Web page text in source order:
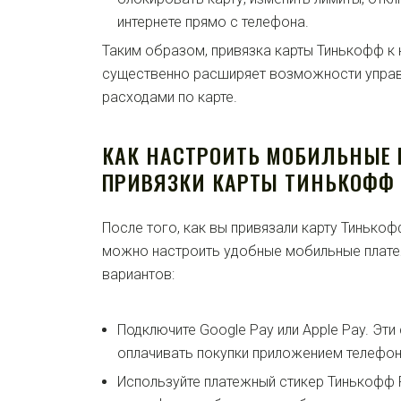
интернете прямо с телефона.
Таким образом, привязка карты Тинькофф
существенно расширяет возможности
расходами по карте.
КАК НАСТРОИТЬ МОБИЛЬНЫЕ
ПРИВЯЗКИ КАРТЫ ТИНЬКОФФ
После того, как вы привязали карту
можно настроить удобные мобильные
вариантов:
Подключите Google Pay или Apple Pay.
оплачивать покупки приложением
Используйте платежный стикер Тинькофф